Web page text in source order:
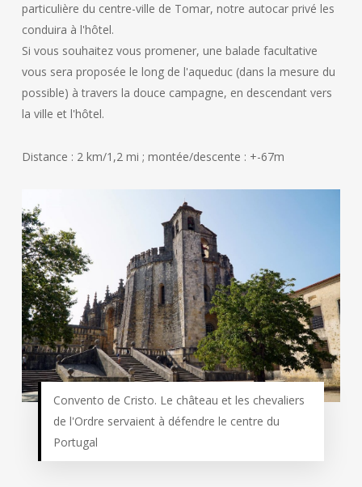
particulière du centre-ville de Tomar, notre autocar privé les
conduira à l'hôtel.
Si vous souhaitez vous promener, une balade facultative
vous sera proposée le long de l'aqueduc (dans la mesure du
possible) à travers la douce campagne, en descendant vers
la ville et l'hôtel.
Distance : 2 km/1,2 mi ; montée/descente : +-67m
Convento de Cristo. Le château et les chevaliers
de l'Ordre servaient à défendre le centre du
Portugal